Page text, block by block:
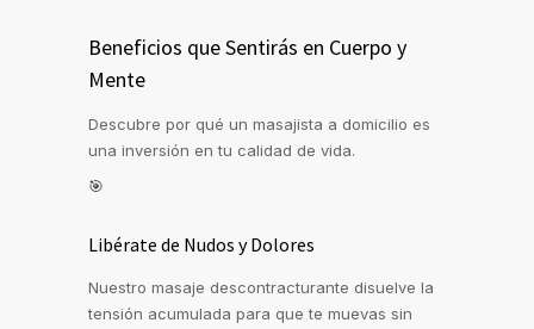
Beneficios que Sentirás en Cuerpo y
Mente
Descubre por qué un masajista a domicilio es
una inversión en tu calidad de vida.
🎯
Libérate de Nudos y Dolores
Nuestro masaje descontracturante disuelve la
tensión acumulada para que te muevas sin